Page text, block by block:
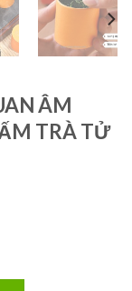
ÂM
TRÀ TỬ